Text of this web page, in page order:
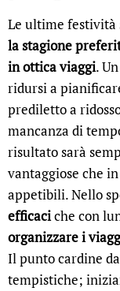
Le ultime festività
la stagione
in ottica viaggi.
ridursi a
prediletto a
mancanza di
risultato sarà
vantaggiose che
appetibili. Nello
efficaciche con
organizzare i
Il punto cardine
tempistiche;